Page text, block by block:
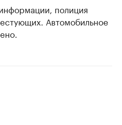
полиция
Автомобильное